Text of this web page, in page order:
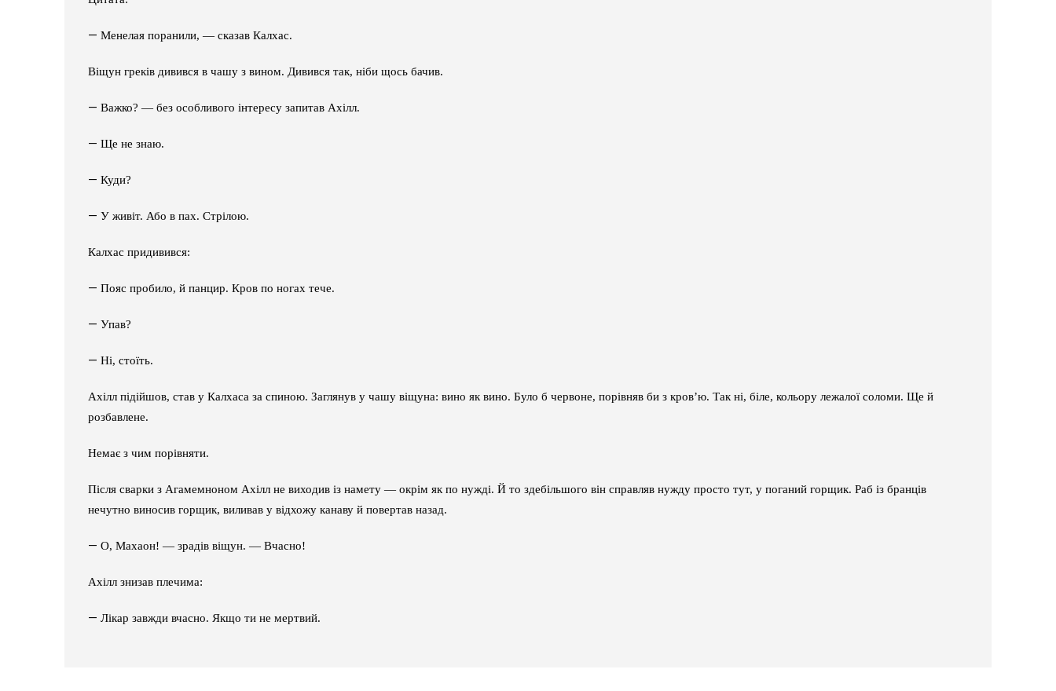
— Менелая поранили, — сказав Калхас.
Віщун греків дивився в чашу з вином. Дивився так, ніби щось бачив.
— Важко? — без особливого інтересу запитав Ахілл.
— Ще не знаю.
— Куди?
— У живіт. Або в пах. Стрілою.
Калхас придивився:
— Пояс пробило, й панцир. Кров по ногах тече.
— Упав?
— Ні, стоїть.
Ахілл підійшов, став у Калхаса за спиною. Заглянув у чашу віщуна: вино як вино. Було б червоне, порівняв би з кров’ю. Так ні, біле, кольору лежалої соломи. Ще й
розбавлене.
Немає з чим порівняти.
Після сварки з Агамемноном Ахілл не виходив із намету — окрім як по нужді. Й то здебільшого він справляв нужду просто тут, у поганий горщик. Раб із бранців
нечутно виносив горщик, виливав у відхожу канаву й повертав назад.
— О, Махаон! — зрадів віщун. — Вчасно!
Ахілл знизав плечима:
— Лікар завжди вчасно. Якщо ти не мертвий.